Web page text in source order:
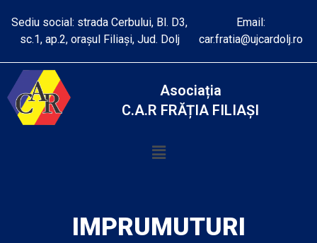
Sediu social: strada Cerbului, Bl. D3,
sc.1, ap.2, orașul Filiași, Jud. Dolj
Email:
car.fratia@ujcardolj.ro
Asociația
C.A.R FRĂȚIA FILIAȘI
IMPRUMUTURI